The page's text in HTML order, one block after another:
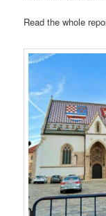
Read the whole